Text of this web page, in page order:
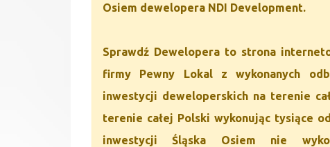
Osiem dewelopera NDI Development.
Sprawdź Dewelopera to strona
firmy Pewny Lokal z wykonanych
inwestycji deweloperskich na terenie
terenie całej Polski wykonując tysiące
inwestycji Śląska Osiem nie